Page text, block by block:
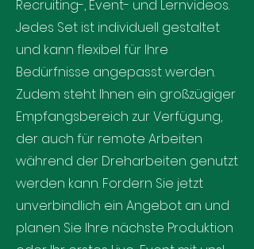
Recruiting-, Event- und Lernvideos.
Jedes Set ist individuell gestaltet
und kann flexibel für Ihre
Bedürfnisse angepasst werden.
Zudem steht Ihnen ein großzügiger
Empfangsbereich zur Verfügung,
der auch für remote Arbeiten
während der Dreharbeiten genutzt
werden kann. Fordern Sie jetzt
unverbindlich ein Angebot an und
planen Sie Ihre nächste Produktion